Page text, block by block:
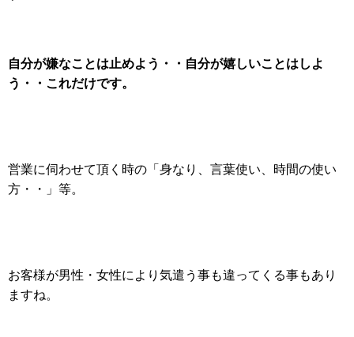
自分が嫌なことは止めよう・・自分が嬉しいことはしよ
う・・これだけです。
営業に伺わせて頂く時の「身なり、言葉使い、時間の使い
方・・」 等。
お客様が男性・女性により気遣う事も違ってくる事もあり
ますね。